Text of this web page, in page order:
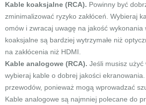
Kable koaksjalne (RCA). Powinny być
zminimalizować ryzyko zakłóceń. Wybieraj
omów i zwracaj uwagę na jakość wykonania
koaksjalne są bardziej wytrzymałe niż
na zakłócenia niż HDMI.
Kable analogowe (RCA). Jeśli musisz użyć
wybieraj kable o dobrej jakości ekranowania.
przewodów, ponieważ mogą wprowadzać
Kable analogowe są najmniej polecane do